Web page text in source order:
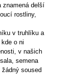
znamená delší
rostliny,
v truhlíku a
o ni
v našich
semena
soused